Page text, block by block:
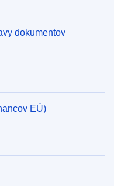
dokumentov
EÚ)